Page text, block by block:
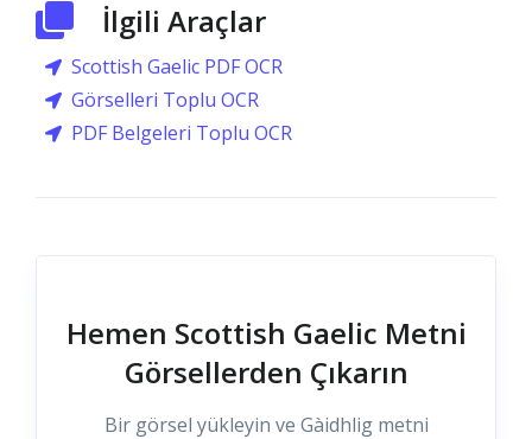
İlgili Araçlar
Scottish Gaelic PDF OCR
Görselleri Toplu OCR
PDF Belgeleri Toplu OCR
Hemen Scottish Gaelic Metni
Görsellerden Çıkarın
Bir görsel yükleyin ve Gàidhlig metni